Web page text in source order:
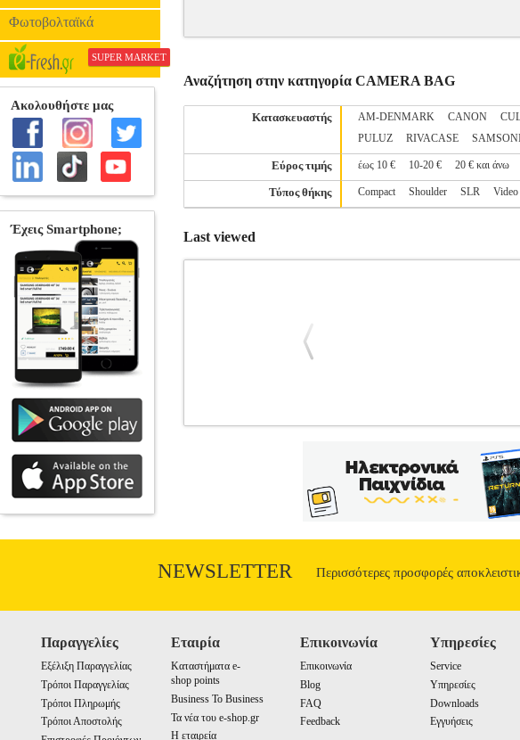
Φωτοβολταϊκά
SUPER MARKET
Αναζήτηση στην κατηγορία CAMERA BAG
Κατασκευαστής AM-DENMARK CANON
PULUZ
RIVACASE
Εύρος τιμής έως 10 € 10-20 € 20 € και άνω
Τύπος θήκης Compact Shoulder SLR Video
Last viewed
CAMERA BAG •CULLMANN στην κατηγορία
προσαρτημένο τον φακό της. Διαθέτει επίσης χώρο για
για τον εξοπλισμό της κάμεράς σας. -Στιβαρή,
σφιγκτήρας για το κάλυμμα της τσάντας. -Ανθεκτικό,
τσάντας. -Χρήσιμη εξωτερική θήκη με φερμουάρ. -
NEWSLETTER Περισσότερες προσφορές
Παραγγελίες
Εξέλιξη Παραγγελίας
Τρόποι Παραγγελίας
Τρόποι Πληρωμής
Τρόποι Αποστολής
Εταιρία
Καταστήματα e-
shop points
Business To Business
Τα νέα του e-shop.gr
Η εταιρεία
Επικοινωνία
Επικοινωνία
Blog
FAQ
Feedback
Υπηρεσίες
Service
Υπηρεσίες
Downloads
Εγγυήσεις